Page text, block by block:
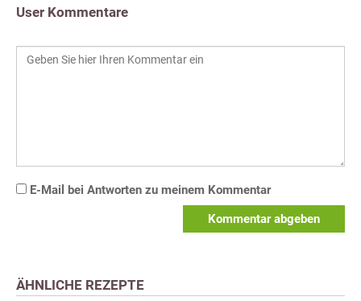
User Kommentare
E-Mail bei Antworten zu meinem Kommentar
Kommentar abgeben
ÄHNLICHE REZEPTE